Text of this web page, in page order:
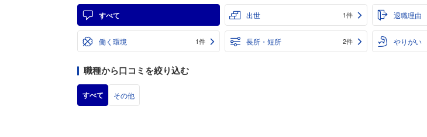
すべて 出世 1件 退職理由
働く環境 1件 長所・短所 2件 やりがい
職種から口コミを絞り込む
すべて その他